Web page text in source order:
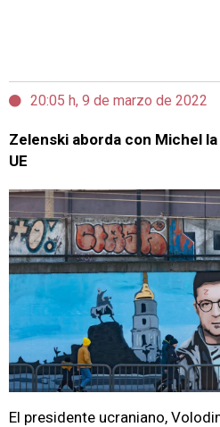
20:05 h, 9 de marzo de 2022
Zelenski aborda con Michel
UE
El presidente ucraniano,